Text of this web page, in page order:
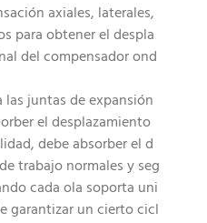
axiales, laterales,
para obtener el despla
del compensador ond
juntas de expansión
el desplazamiento
debe absorber el d
trabajo normales y seg
cada ola soporta uni
garantizar un cierto cicl